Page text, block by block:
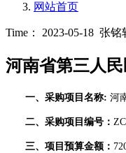
网站首页
Time： 2023-05-18 张铭
河南省第三人
一、采购项目名称: 河
二、采购项目编号：
三、项目预算金额：